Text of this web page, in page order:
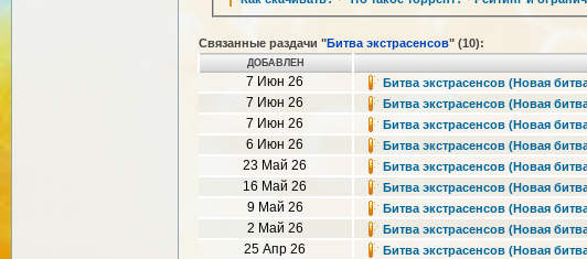
Связанные раздачи "Битва экстрасенсов" (10):
ДОБАВЛЕН
7 Июн 26 Битва экстрасенсов (Новая
7 Июн 26
Битва экстрасенсов (Новая
7 Июн 26
Битва экстрасенсов (Новая
6 Июн 26
Битва экстрасенсов (Новая
23 Май 26
Битва экстрасенсов (Новая
16 Май 26
Битва экстрасенсов (Новая
9 Май 26
Битва экстрасенсов (Новая
2 Май 26
Битва экстрасенсов (Новая
25 Апр 26
Битва экстрасенсов (Новая